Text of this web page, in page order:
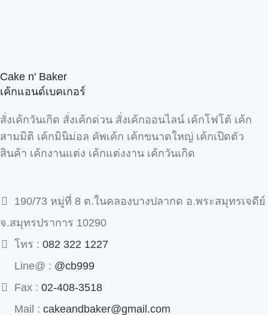
Cake n' Baker
เค้กแอนด์เบคเกอร์
สั่งเค้กวันเกิด สั่งเค้กด่วน สั่งเค้กออนไลน์ เค้กโฟโต้ เค้ก
สามมิติ เค้กมินิม่อล คัพเค้ก เค้กขนาดใหญ่ เค้กเปิดตัว
สินค้า เค้กงานแต่ง เค้กแต่งงาน เค้กวันเกิด
190/73 หมู่ที่ 8 ต.ในคลองบางปลากด อ.พระสมุทรเจดีย์
จ.สมุทรปราการ 10290
โทร : 082 322 1227
Line@ : @cb999
Fax : 02-408-3518
Mail : cakeandbaker@gmail.com